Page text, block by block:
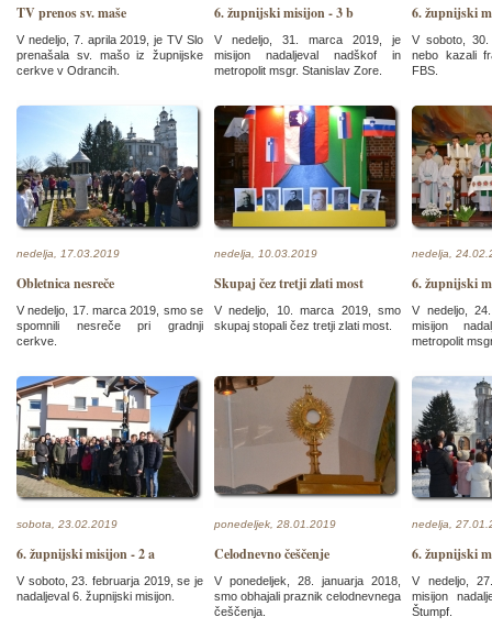
TV prenos sv. maše
V nedeljo, 7. aprila 2019, je TV Slo
prenašala sv. mašo iz župnijske
cerkve v Odrancih.
6. župnijski misijon - 3 b
V nedeljo, 31. marca 2019, je
misijon nadaljeval nadškof in
metropolit msgr. Stanislav Zore.
6. župnijski
V soboto,
nebo kazali
FBS.
nedelja, 17.03.2019
Obletnica nesreče
V nedeljo, 17. marca 2019, smo se
spomnili nesreče pri gradnji
cerkve.
nedelja, 10.03.2019
Skupaj čez tretji zlati most
V nedeljo, 10. marca 2019, smo
skupaj stopali čez tretji zlati most.
nedelja,
6. župnijski
V nedeljo,
misijon
metropolit
sobota, 23.02.2019
6. župnijski misijon - 2 a
V soboto, 23. februarja 2019, se je
nadaljeval 6. župnijski misijon.
ponedeljek, 28.01.2019
Celodnevno češčenje
V ponedeljek, 28. januarja 2018,
smo obhajali praznik celodnevnega
češčenja.
nedelja,
6. župnijski
V nedeljo,
misijon
Štumpf.